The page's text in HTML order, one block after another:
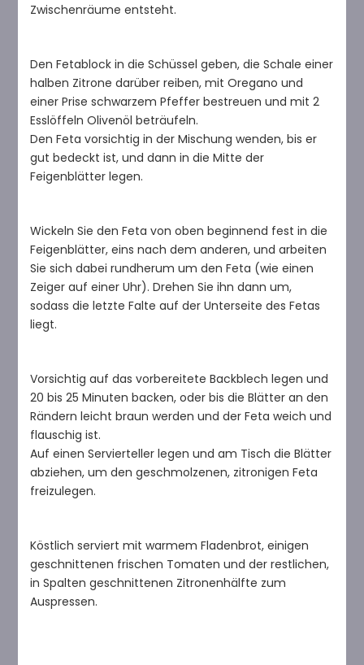
Zwischenräume entsteht.
Den Fetablock in die Schüssel geben, die Schale einer
halben Zitrone darüber reiben, mit Oregano und
einer Prise schwarzem Pfeffer bestreuen und mit 2
Esslöffeln Olivenöl beträufeln.
Den Feta vorsichtig in der Mischung wenden, bis er
gut bedeckt ist, und dann in die Mitte der
Feigenblätter legen.
Wickeln Sie den Feta von oben beginnend fest in die
Feigenblätter, eins nach dem anderen, und arbeiten
Sie sich dabei rundherum um den Feta (wie einen
Zeiger auf einer Uhr). Drehen Sie ihn dann um,
sodass die letzte Falte auf der Unterseite des Fetas
liegt.
Vorsichtig auf das vorbereitete Backblech legen und
20 bis 25 Minuten backen, oder bis die Blätter an den
Rändern leicht braun werden und der Feta weich und
flauschig ist.
Auf einen Servierteller legen und am Tisch die Blätter
abziehen, um den geschmolzenen, zitronigen Feta
freizulegen.
Köstlich serviert mit warmem Fladenbrot, einigen
geschnittenen frischen Tomaten und der restlichen,
in Spalten geschnittenen Zitronenhälfte zum
Auspressen.